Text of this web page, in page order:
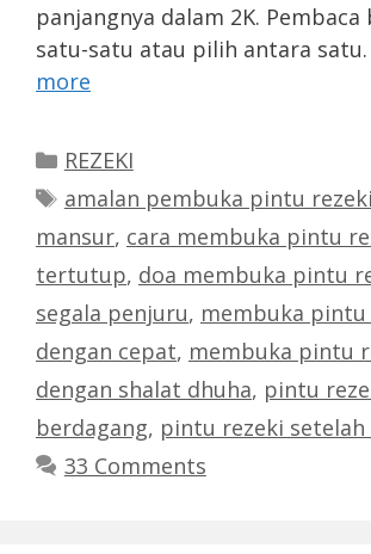
panjangnya dalam 2K.
satu-satu atau pilih antara
more
Categories
REZEKI
Tags
amalan pembuka pintu
mansur, cara membuka pintu
tertutup, doa membuka pintu
segala penjuru, membuka pintu
dengan cepat, membuka pintu
dengan shalat dhuha, pintu
berdagang, pintu rezeki setelah
33 Comments